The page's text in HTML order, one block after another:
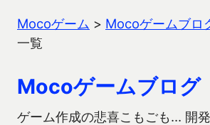
Mocoゲーム > Mocoゲームブロ
一覧
Mocoゲームブログ
ゲーム作成の悲喜こもごも… 開